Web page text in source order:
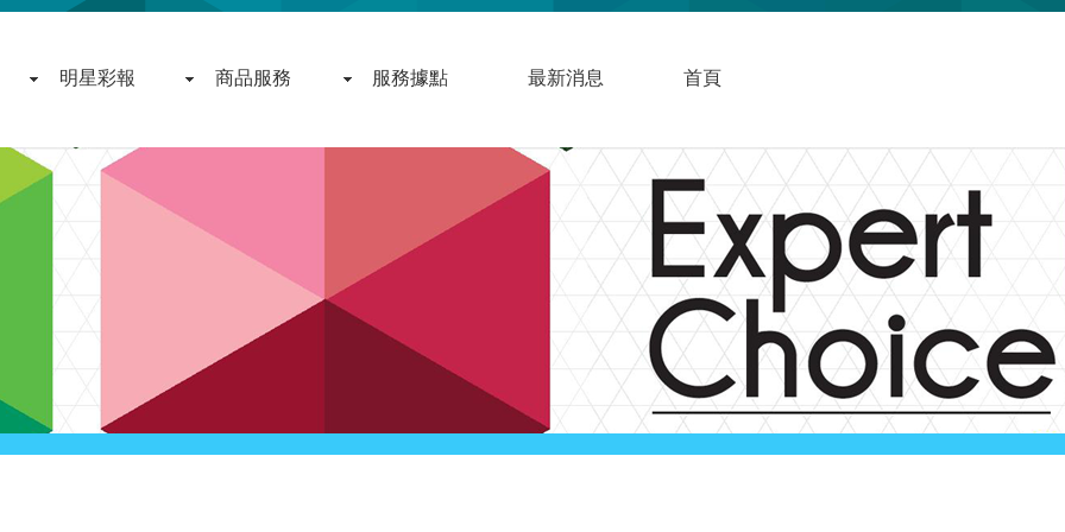
明星彩報 商品服務 服務據點 最新消息 首頁